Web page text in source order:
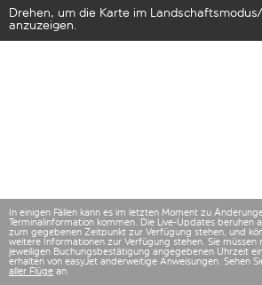
Drehen, um die Karte im
anzuzeigen.
In einigen Fällen kann es im letzten Moment zu
Terminalinformation kommen. Die Live-Updates beruhen
zum gegebenen Zeitpunkt zur Verfügung stehen, und
weitere Informationen zur Verfügung stehen. Sie
jeweiligen Buchungsbestätigung angegebenen Uhrzeit
erhalten von easyJet anderweitige Anweisungen. Sehen
aller Flüge an.